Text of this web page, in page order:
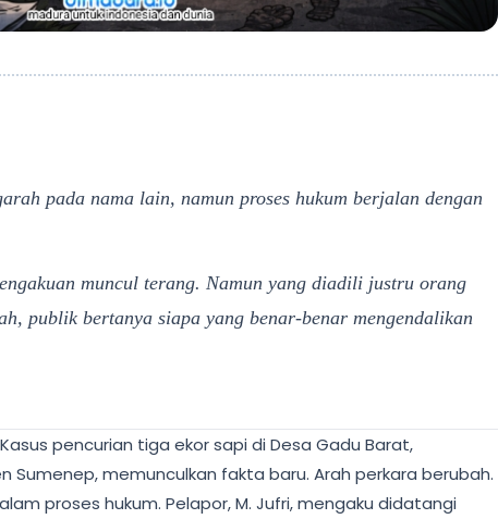
pada nama lain, namun proses hukum berjalan dengan
muncul terang. Namun yang diadili justru orang
publik bertanya siapa yang benar-benar mengendalikan
Kasus pencurian tiga ekor sapi di Desa Gadu Barat,
Sumenep, memunculkan fakta baru. Arah perkara berubah.
proses hukum. Pelapor, M. Jufri, mengaku didatangi